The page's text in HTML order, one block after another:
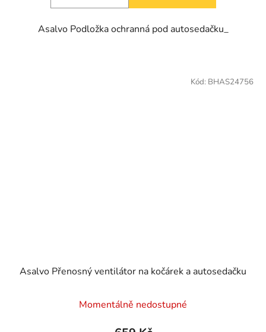
Asalvo Podložka ochranná pod autosedačku_
Asalvo Přenosný ventilátor na kočárek a autosedačku
Momentálně nedostupné
Kód: BHAS24756